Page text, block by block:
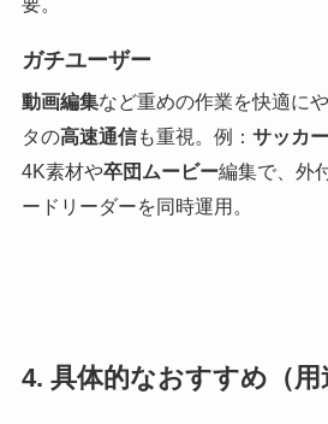
要。
ガチユーザー
動画編集など重めの作業を快適に
タの高速通信も重視。例： サッカ
4K素材や卒団ムービー編集で、外
ードリーダーを同時運用。
4. 具体的なおすすめ（用